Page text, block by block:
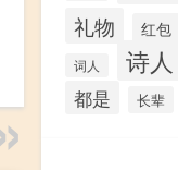
礼物 红包
词人 诗人
都是 长辈